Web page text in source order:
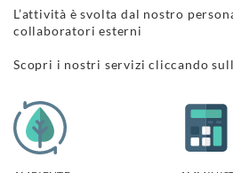
L’attività è svolta dal nostro
collaboratori esterni
Scopri i nostri servizi cliccando